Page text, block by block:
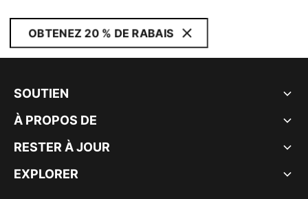
OBTENEZ 20 % DE RABAIS
SOUTIEN
À PROPOS DE
RESTER À JOUR
EXPLORER